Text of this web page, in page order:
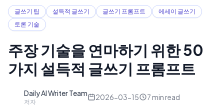
글쓰기 팁 설득적 글쓰기 글쓰기 프롬프트
에세이 글쓰기
토론 기술
주장 기술을 연마하기 위한 50
가지 설득적 글쓰기 프롬프트
Daily AI Writer Team
저자
2026-03-15 7 min read